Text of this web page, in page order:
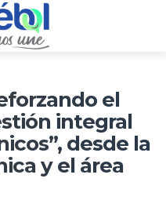
el
integral
desde la
y el área